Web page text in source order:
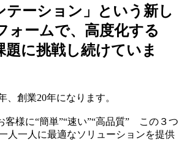
テーション」という新し
ォームで、高度化する
題に挑戦し続けていま
、創業20年になります。
客様に“簡単”“速い”“高品質” この３つ
人一人に最適なソリューションを提供